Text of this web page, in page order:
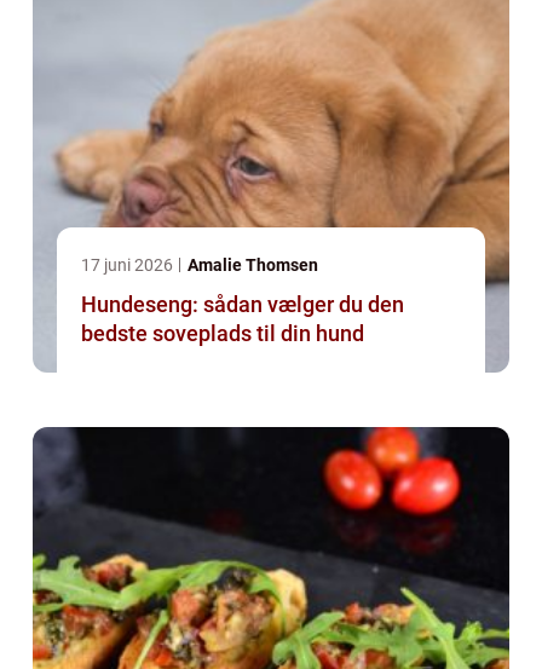
17 juni 2026 Amalie Thomsen
Hundeseng: sådan vælger du den
bedste soveplads til din hund